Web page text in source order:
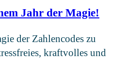
Jahr der Magie!
der Zahlencodes zu
kraftvolles und